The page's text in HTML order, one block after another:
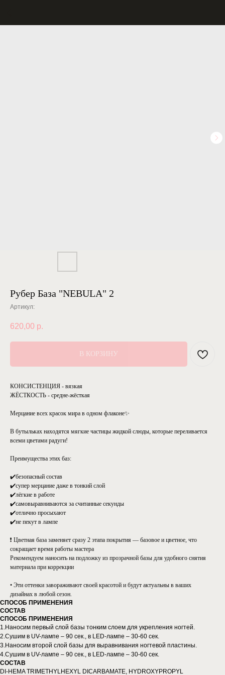
Рубер База "NEBULA" 2
Артикул:
620,00 р.
В КОРЗИНУ
КОНСИСТЕНЦИЯ - вязкая
ЖЁСТКОСТЬ - средне-жёсткая
Мерцание всех красок мира в одном флаконе✨
В бутыльках находятся мягкие частицы жидкой слюды, которые переливается
всеми цветами радуги!
Преимущества этих баз:
✔️безопасный состав
✔️супер мерцание даже в тонкий слой
✔️лёгкие в работе
✔️самовыравниваются за считанные секунды
✔️отлично просыхают
✔️не пекут в лампе
❗ Цветная база заменяет сразу 2 этапа покрытия — базовое и цветное, что
сокращает время работы мастера
Рекомендуем наносить на подложку из прозрачной базы для удобного снятия
материала при коррекции
• Эти оттенки завораживают своей красотой и будут актуальны в ваших
дизайнах в любой сезон.
СПОСОБ ПРИМЕНЕНИЯ
СОСТАВ
СПОСОБ ПРИМЕНЕНИЯ
1.Наносим первый слой базы тонким слоем для укрепления ногтей.
2.Сушим в UV-лампе – 90 сек., в LED-лампе – 30-60 сек.
3.Наносим второй слой базы для выравнивания ногтевой пластины.
4.Сушим в UV-лампе – 90 сек., в LED-лампе – 30-60 сек.
СОСТАВ
DI-HEMA TRIMETHYLHEXYL DICARBAMATE, HYDROXYPROPYL